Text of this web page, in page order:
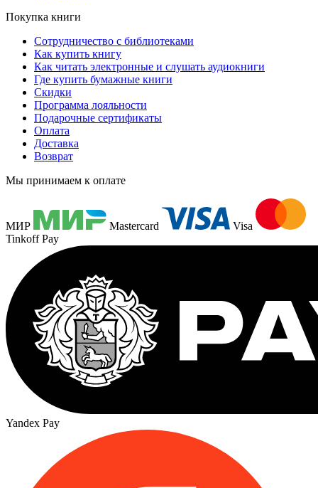
Покупка книги
Сотрудничество с библиотеками
Как купить книгу
Как читать электронные и слушать аудиокниги
Где купить бумажные книги
Скидки
Программа лояльности
Подарочные сертификаты
Оплата
Доставка
Возврат
Мы принимаем к оплате
МИР Mastercard
Visa
Tinkoff Pay
Yandex Pay